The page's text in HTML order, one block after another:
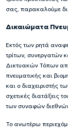
σας, παρακαλούμε
Δικαιώματα
Εκτός των ρητά
τρίτων, συνεργατών
Δικτυακών Τόπων
πνευματικής και
και ο διαχειριστής
σχετικές διατάξεις
των συναφών
Το ανωτέρω